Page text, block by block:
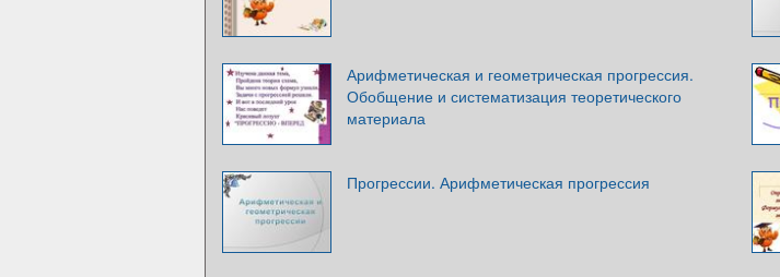
Арифметическая и геометрическая прогрессия.
Обобщение и систематизация теоретического
материала
Прогрессии. Арифметическая прогрессия